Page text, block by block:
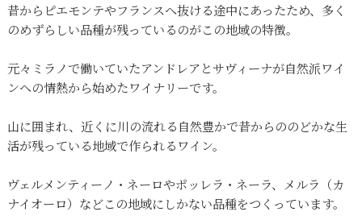
昔からピエモンテやフランスへ抜ける途中にあったため、多く
のめずらしい品種が残っているのがこの地域の特徴。
元々ミラノで働いていたアンドレアとサヴィーナが自然派ワイ
ンへの情熱から始めたワイナリーです。
山に囲まれ、近くに川の流れる自然豊かで昔からののどかな生
活が残っている地域で作られるワイン。
ヴェルメンティーノ・ネーロやポッレラ・ネーラ、メルラ（カ
ナイオーロ）などこの地域にしかない品種をつくっています。